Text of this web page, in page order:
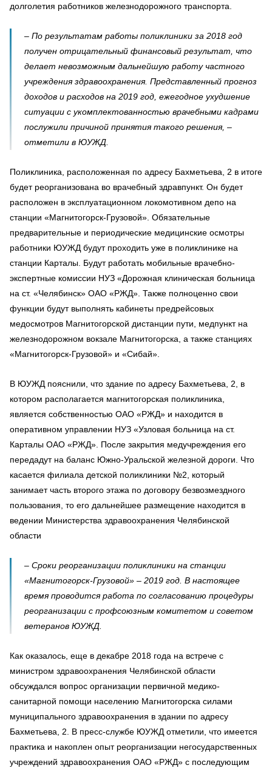
долголетия работников железнодорожного транспорта.
– По результатам работы поликлиники за 2018 год
получен отрицательный финансовый результат, что
делает невозможным дальнейшую работу частного
учреждения здравоохранения. Представленный прогноз
доходов и расходов на 2019 год, ежегодное ухудшение
ситуации с укомплектованностью врачебными кадрами
послужили причиной принятия такого решения, –
отметили в ЮУЖД.
Поликлиника, расположенная по адресу Бахметьева, 2 в итоге
будет реорганизована во врачебный здравпункт. Он будет
расположен в эксплуатационном локомотивном депо на
станции «Магнитогорск-Грузовой». Обязательные
предварительные и периодические медицинские осмотры
работники ЮУЖД будут проходить уже в поликлинике на
станции Карталы. Будут работать мобильные врачебно-
экспертные комиссии НУЗ «Дорожная клиническая больница
на ст. «Челябинск» ОАО «РЖД». Также полноценно свои
функции будут выполнять кабинеты предрейсовых
медосмотров Магнитогорской дистанции пути, медпункт на
железнодорожном вокзале Магнитогорска, а также станциях
«Магнитогорск-Грузовой» и «Сибай».
В ЮУЖД пояснили, что здание по адресу Бахметьева, 2, в
котором располагается магнитогорская поликлиника,
является собственностью ОАО «РЖД» и находится в
оперативном управлении НУЗ «Узловая больница на ст.
Карталы ОАО «РЖД». После закрытия медучреждения его
передадут на баланс Южно-Уральской железной дороги. Что
касается филиала детской поликлиники №2, который
занимает часть второго этажа по договору безвозмездного
пользования, то его дальнейшее размещение находится в
ведении Министерства здравоохранения Челябинской
области
– Сроки реорганизации поликлиники на станции
«Магнитогорск-Грузовой» – 2019 год. В настоящее
время проводится работа по согласованию процедуры
реорганизации с профсоюзным комитетом и советом
ветеранов ЮУЖД.
Как оказалось, еще в декабре 2018 года на встрече с
министром здравоохранения Челябинской области
обсуждался вопрос организации первичной медико-
санитарной помощи населению Магнитогорска силами
муниципального здравоохранения в здании по адресу
Бахметьева, 2. В пресс-службе ЮУЖД отметили, что имеется
практика и накоплен опыт реорганизации негосударственных
учреждений здравоохранения ОАО «РЖД» с последующим